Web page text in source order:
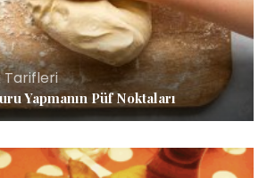
Tarifleri
Yapmanın Püf Noktaları